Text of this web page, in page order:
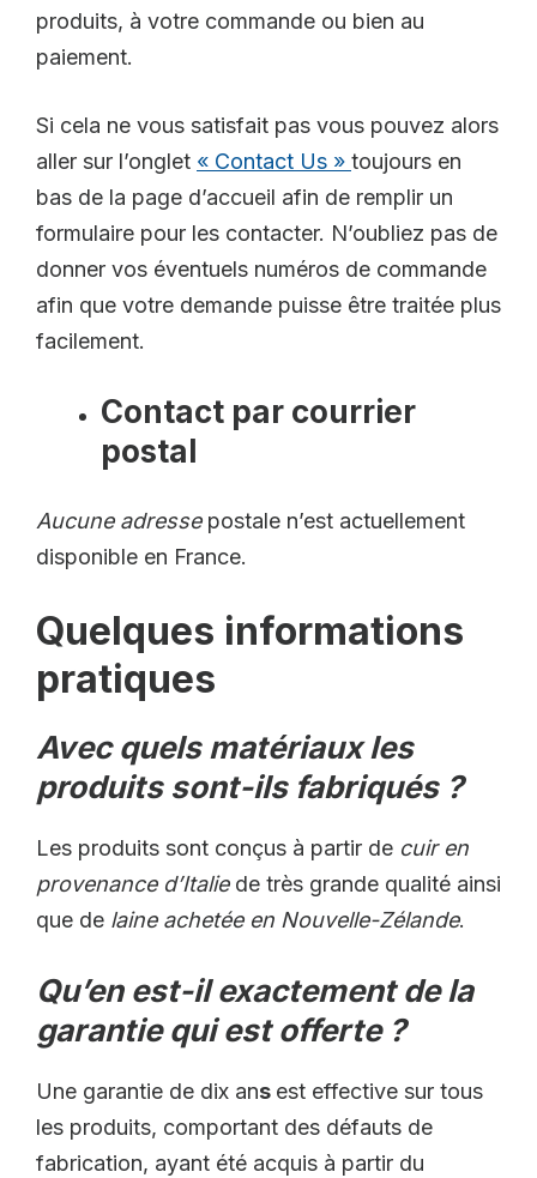
produits, à votre commande ou bien au
paiement.
Si cela ne vous satisfait pas vous pouvez alors
aller sur l’onglet « Contact Us » toujours en
bas de la page d’accueil afin de remplir un
formulaire pour les contacter. N’oubliez pas de
donner vos éventuels numéros de commande
afin que votre demande puisse être traitée plus
facilement.
Contact par courrier
postal
Aucune adressepostale n’est actuellement
disponible en France.
Quelques informations
pratiques
Avec quels matériaux les
produits sont-ils fabriqués ?
Les produits sont conçus à partir de cuir en
provenance d’Italiede très grande qualité ainsi
que de laine achetée en Nouvelle-Zélande.
Qu’en est-il exactement de la
garantie qui est offerte ?
Une garantie de dix ans est effective sur tous
les produits, comportant des défauts de
fabrication, ayant été acquis à partir du